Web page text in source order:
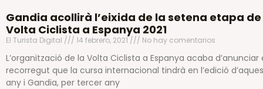
Gandia acollirà l’eixida de la setena etapa
Volta Ciclista a Espanya 2021
El Turista Digital 14 febrero, 2021 No hay comentarios
L’organització de la Volta Ciclista a Espanya acaba d’anunciar
recorregut que la cursa internacional tindrà en l’edició
any i Gandia, per tercer any